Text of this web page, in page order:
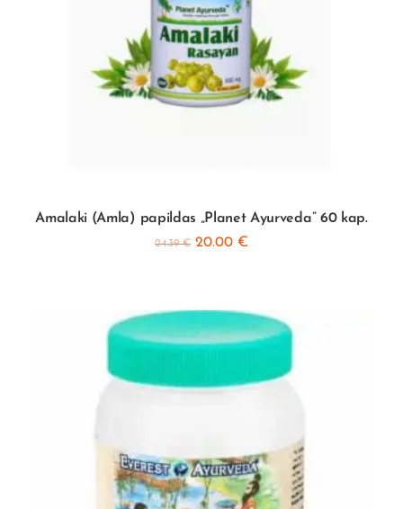
Amalaki (Amla) papildas „Planet Ayurveda” 60 kap.
24.39€ 20.00 €